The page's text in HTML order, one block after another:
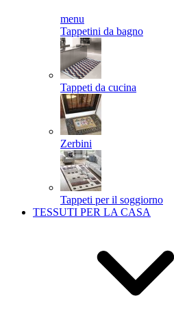
menu
Tappetini da bagno
Tappeti da cucina
Zerbini
Tappeti per il soggiorno
TESSUTI PER LA CASA